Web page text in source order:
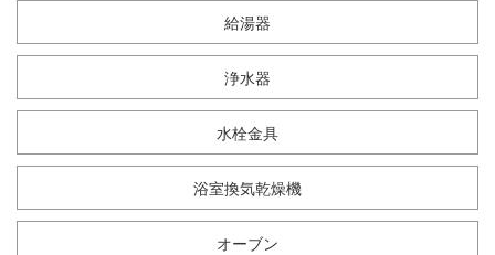
給湯器
浄水器
水栓金具
浴室換気乾燥機
オーブン